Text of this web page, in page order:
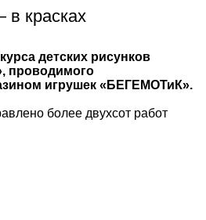
красках
детских рисунков
проводимого
игрушек «БЕГЕМОТиК».
более двухсот работ